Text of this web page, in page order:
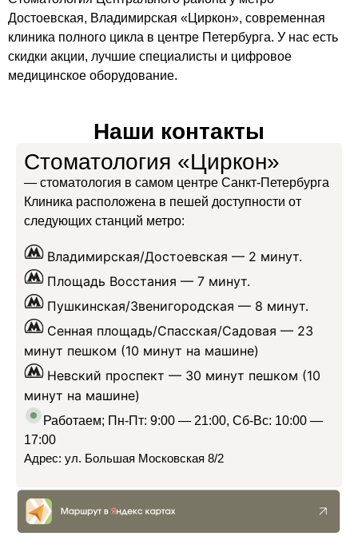
Достоевская, Владимирская «Циркон», современная
клиника полного цикла в центре Петербурга. У нас есть
скидки акции, лучшие специалисты и цифровое
медицинское оборудование.
Наши контакты
Стоматология «Циркон»
— стоматология в самом центре Санкт-Петербурга
Клиника расположена в пешей доступности от
следующих станций метро:
Владимирская/Достоевская — 2 минут.
Площадь Восстания — 7 минут.
Пушкинская/Звенигородская — 8 минут.
Сенная площадь/Спасская/Садовая — 23
минут пешком (10 минут на машине)
Невский проспект — 30 минут пешком (10
минут на машине)
Работаем; Пн-Пт: 9:00 — 21:00, Сб-Вс: 10:00 —
17:00
Адрес: ул. Большая Московская 8/2